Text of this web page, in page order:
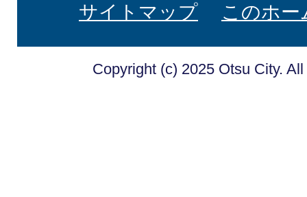
サイトマップ このホ
Copyright (c) 2025 Otsu City.